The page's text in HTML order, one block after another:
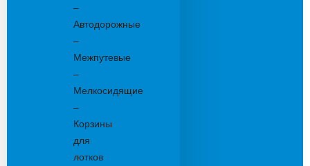
–
Автодорожные
–
Межпутевые
–
Мелкосидящие
–
Корзины
для
лотков